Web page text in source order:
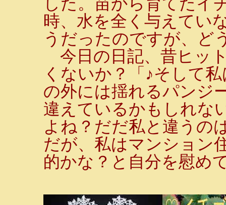
時、水を全く与えてい
うだったのですが、ど
今日の日記、昔ヒッ
くないか？「♪そして
の外には揺れるパンジ
違えているかもしれな
よね？だだ私と違うの
だが、私はマンション
的かな？と自分を慰め